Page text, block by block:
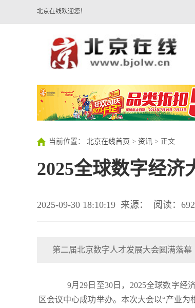
北京在线欢迎您！
当前位置： 北京在线首页 > 资讯 > 正文
2025全球数字经
2025-09-30 18:10:19 来源： 阅读：692
第二届北京数字人才发展大会圆满落幕
9月29日至30日，2025全球数字经
区会议中心成功举办。本次大会以“产业